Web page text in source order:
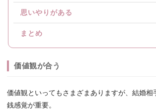
思いやりがある
まとめ
価値観が合う
価値観といってもさまざまありますが、結婚相
銭感覚が重要。